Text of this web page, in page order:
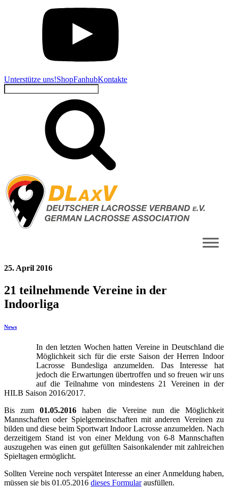
Unterstütze uns!ShopFanhubKontakte
Suchen
25. April 2016
21 teilnehmende Vereine in der
Indoorliga
News
In den letzten Wochen hatten Vereine in Deutschland die
Möglichkeit sich für die erste Saison der Herren Indoor
Lacrosse Bundesliga anzumelden. Das Interesse hat
jedoch die Erwartungen übertroffen und so freuen wir uns
auf die Teilnahme von mindestens 21 Vereinen in der
HILB Saison 2016/2017.
Bis zum 01.05.2016 haben die Vereine nun die Möglichkeit
Mannschaften oder Spielgemeinschaften mit anderen Vereinen zu
bilden und diese beim Sportwart Indoor Lacrosse anzumelden. Nach
derzeitigem Stand ist von einer Meldung von 6-8 Mannschaften
auszugehen was einen gut gefüllten Saisonkalender mit zahlreichen
Spieltagen ermöglicht.
Sollten Vereine noch verspätet Interesse an einer Anmeldung haben,
müssen sie bis 01.05.2016 dieses Formularausfüllen.